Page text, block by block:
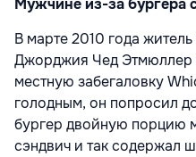
Мужчине из-за бургера
В марте 2010 года
Джорджия Чед Этмюллер
местную забегаловку
голодным, он попросил
бургер двойную порцию
сэндвич и так содержал